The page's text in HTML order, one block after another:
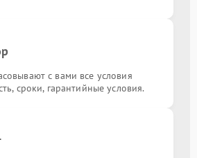
от 3000.00 ₽
от 3000.00 ₽
с вами все условия
сроки, гарантийные условия.